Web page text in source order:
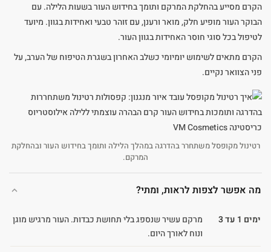
הקרם מסייע בהחלקת המרקם ותומך בחידוש העור בשעות הלילה. עם
הבוקר העור מופיע חלק, מואר ורענן, עם זוהר טבעי ואחידות בגוון. מיועד
לטיפול בכל סוגי חוסר האחידות בגוון העור.
הקרם מתאים לשימוש יומיומי כשלב האחרון בשגרת הטיפוח של הערב, על
פני הצוואר נקיים.
רטינול מקופסל משתחרר בהדרגה במהלך הלילה ותומך בחידוש העור ובהחלקת
המרקם.
מה אפשר לצפות לראות, ומתי?
ימים 1 עד 3
מרקם עשיר שנספג בלי תחושת כבדות. העור מרגיש מוגן
ונוח לאורך היום.